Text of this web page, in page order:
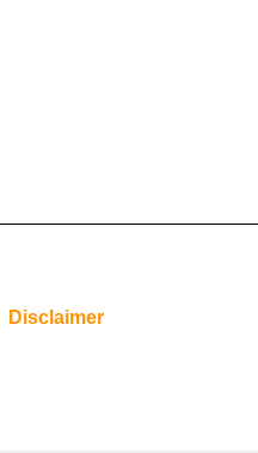
Disclaimer